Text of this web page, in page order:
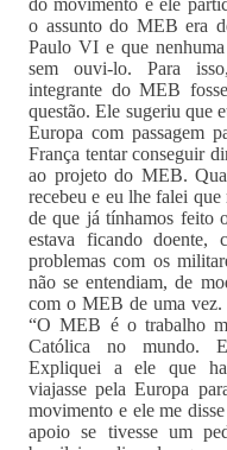
do movimento e ele
o assunto do MEB era
Paulo VI e que
sem ouvi-lo. Para
integrante do MEB
questão. Ele sugeriu que
Europa com passagem
França tentar conseguir
ao projeto do MEB.
recebeu e eu lhe falei que
de que já tínhamos feito
estava ficando doente,
problemas com os
não se entendiam, de
com o MEB de uma vez.
“O MEB é o trabalho
Católica no mundo.
Expliquei a ele que
viajasse pela Europa
movimento e ele me
apoio se tivesse um